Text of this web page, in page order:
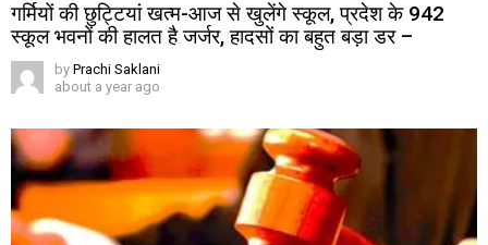
गर्मियों की छुट्टियां खत्म-आज से खुलेंगे स्कूल, प्रदेश के 942
स्कूल भवनों की हालत है जर्जर, हादसों का बहुत बड़ा डर –
by Prachi Saklani
about a year ago